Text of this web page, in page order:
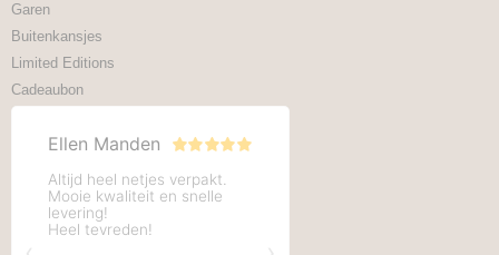
Garen
Buitenkansjes
Limited Editions
Cadeaubon